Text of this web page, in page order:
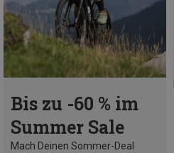
Bis zu -60 % im
Summer Sale
Mach Deinen Sommer-Deal